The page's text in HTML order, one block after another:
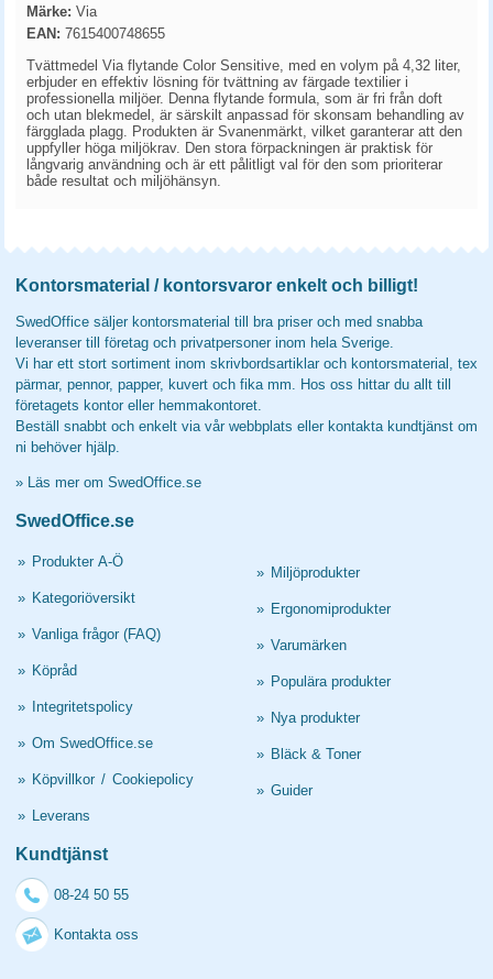
Märke: Via
EAN: 7615400748655
Tvättmedel Via flytande Color Sensitive, med en volym på 4,32 liter,
erbjuder en effektiv lösning för tvättning av färgade textilier i
professionella miljöer. Denna flytande formula, som är fri från doft
och utan blekmedel, är särskilt anpassad för skonsam behandling av
färgglada plagg. Produkten är Svanenmärkt, vilket garanterar att den
uppfyller höga miljökrav. Den stora förpackningen är praktisk för
långvarig användning och är ett pålitligt val för den som prioriterar
både resultat och miljöhänsyn.
Kontorsmaterial / kontorsvaror enkelt och billigt!
SwedOffice säljer kontorsmaterial till bra priser och med snabba
leveranser till företag och privatpersoner inom hela Sverige.
Vi har ett stort sortiment inom skrivbordsartiklar och kontorsmaterial, tex
pärmar, pennor, papper, kuvert och fika mm. Hos oss hittar du allt till
företagets kontor eller hemmakontoret.
Beställ snabbt och enkelt via vår webbplats eller kontakta kundtjänst om
ni behöver hjälp.
» Läs mer om SwedOffice.se
SwedOffice.se
» Produkter A-Ö
» Kategoriöversikt
» Vanliga frågor (FAQ)
» Köpråd
» Integritetspolicy
» Om SwedOffice.se
» Köpvillkor / Cookiepolicy
» Leverans
» Miljöprodukter
» Ergonomiprodukter
» Varumärken
» Populära produkter
» Nya produkter
» Bläck & Toner
» Guider
Kundtjänst
08-24 50 55
Kontakta oss